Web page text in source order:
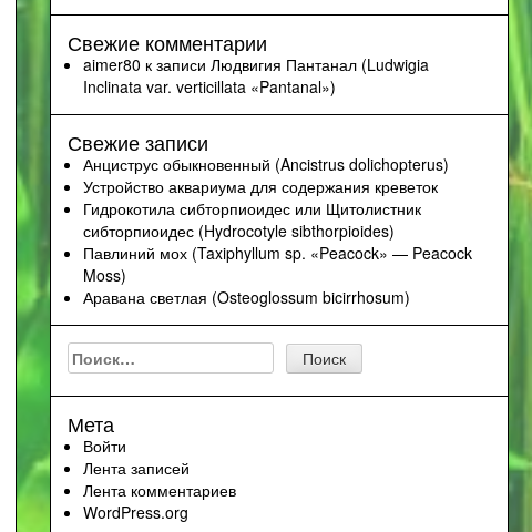
Свежие комментарии
aimer80 к записи Людвигия Пантанал (Ludwigia
Inclinata var. verticillata «Pantanal»)
Свежие записи
Анциструс обыкновенный (Ancistrus dolichopterus)
Устройство аквариума для содержания креветок
Гидрокотила сибторпиоидес или Щитолистник
сибторпиоидес (Hydrocotyle sibthorpioides)
Павлиний мох (Taxiphyllum sp. «Peacock» — Peacock
Moss)
Аравана светлая (Osteoglossum bicirrhosum)
Найти:
Мета
Войти
Лента записей
Лента комментариев
WordPress.org